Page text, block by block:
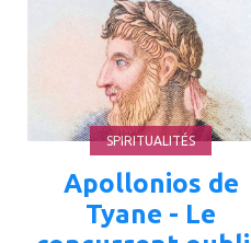
SPIRITUALITÉS
Apollonios de
Tyane - Le